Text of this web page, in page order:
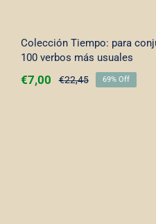
Colección Tiempo: para
100 verbos más usuales
€22,45
€7,00 69% Off